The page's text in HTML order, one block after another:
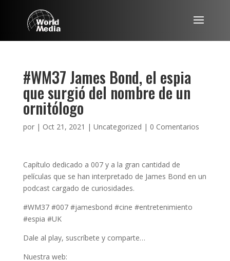
#WM37 James Bond, el espia
que surgió del nombre de un
ornitólogo
por | Oct 21, 2021 | Uncategorized | 0 Comentarios
Capítulo dedicado a 007 y a la gran cantidad de
películas que se han interpretado de James Bond en un
podcast cargado de curiosidades.
#WM37 #007 #jamesbond #cine #entretenimiento
#espia #UK
Dale al play, suscríbete y comparte…
Nuestra web: